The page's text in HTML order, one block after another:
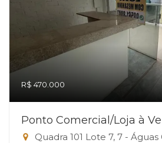
R$ 470.000
Ponto Comercial/Loja à
Quadra 101 Lote 7, 7 - Águas